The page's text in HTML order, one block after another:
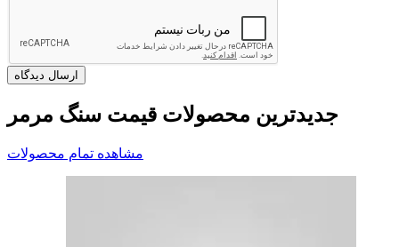
جدیدترین محصولات قیمت سنگ مرمر
مشاهده تمام محصولات